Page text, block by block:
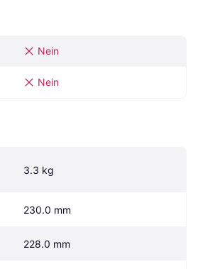
Nein
Nein
3.3 kg
230.0 mm
228.0 mm